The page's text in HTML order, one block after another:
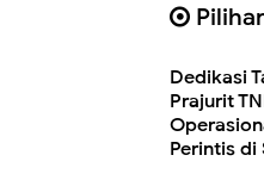
Dedikasi
Prajurit
Perintis di